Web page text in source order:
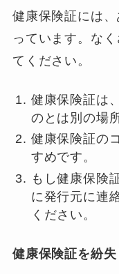
健康保険証には
っています。な
てください。
健康保険証は
のとは別の場
健康保険証の
すめです。
もし健康保険
に発行元に連
ください。
健康保険証を紛